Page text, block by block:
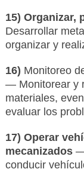
15) Organizar,
Desarrollar
organizar y
16) Monitoreo
— Monitorear y
materiales,
evaluar los
17) Operar
mecanizados—
conducir